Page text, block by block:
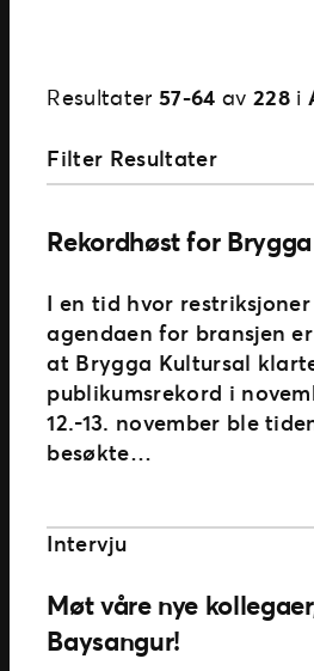
Resultater 57-64 av 228i
Filter Resultater
Rekordhøst for
I en tid hvor
agendaen for bransjen
at Brygga Kultursal
publikumsrekord i
12.-13. november ble
besøkte…
Intervju
Møt våre nye
Baysangur!